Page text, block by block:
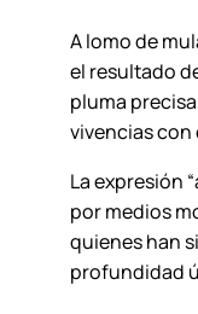
A lomo de
el resultado
pluma
vivencias con
La expresión
por medios
quienes han
profundidad